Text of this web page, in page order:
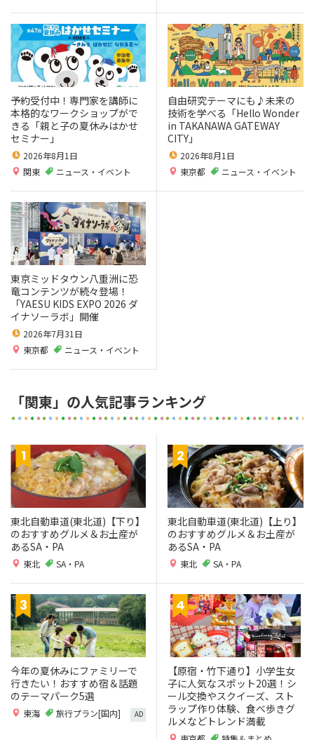
予約受付中！専門家を講師に
本格的なワークショップがで
きる「親と子の夏休みはかせ
セミナー」
2026年8月1日
関東
ニュース・イベント
自由研究テーマにも♪未来の
技術を学べる「Hello Wonder
in TAKANAWA GATEWAY
CITY」
2026年8月1日
東京都
ニュース・イベント
東京ミッドタウン八重洲に恐
竜コンテンツが続々登場！
「YAESU KIDS EXPO 2026 ダ
イナソーラボ」開催
2026年7月31日
東京都
ニュース・イベント
「関東」の人気記事ランキング
東北自動車道(東北道)【下り】
のおすすめグルメ＆お土産が
あるSA・PA
東北 SA・PA
東北自動車道(東北道)【上り】
のおすすめグルメ＆お土産が
あるSA・PA
東北 SA・PA
今年の夏休みにファミリーで
行きたい！おすすめ宿＆話題
のテーマパーク5選
東海 旅行プラン[国内] AD
【原宿・竹下通り】小学生女
子に人気なスポット20選！シ
ール交換やスクイーズ、スト
ラップ作り体験、食べ歩きグ
ルメなどトレンド満載